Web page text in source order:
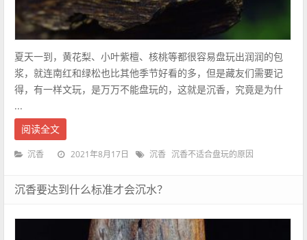
夏天一到，黄花梨、小叶紫檀、核桃等都很容易盘玩出润润的包
浆，就连南红和绿松也比其他季节好看的多，但是藏友们需要记
得，有一样文玩，是万万不能盘玩的，这就是沉香，究竟是为什
...
阅读全文
沉香 2021年8月17日 沉香 沉香不适合盘玩的原因
沉香要达到什么标准才会沉水？